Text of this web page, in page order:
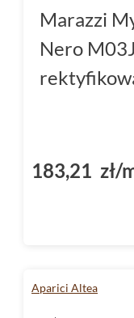
Marazzi
Nero
183,21 zł/
Aparici Altea